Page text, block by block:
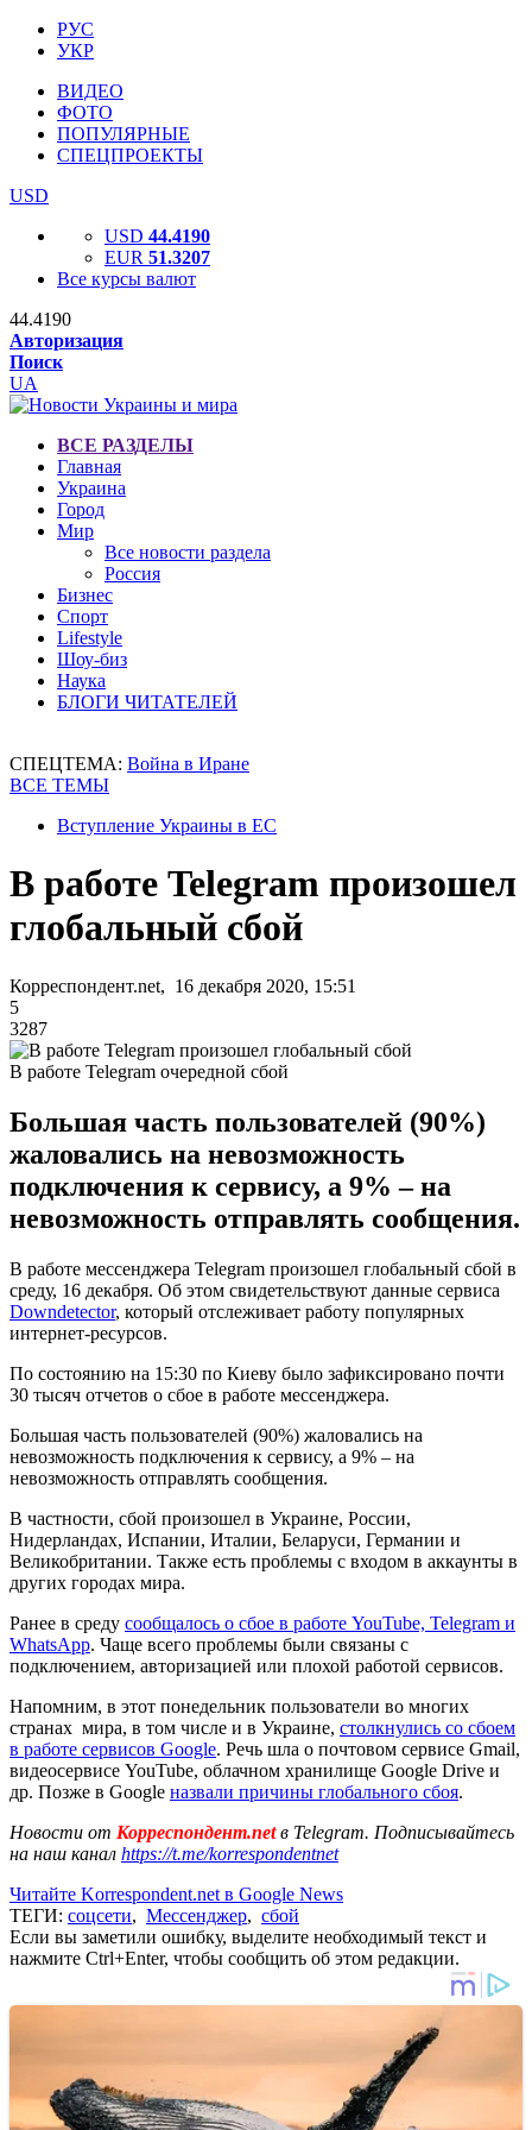
РУС
УКР
ВИДЕО
ФОТО
ПОПУЛЯРНЫЕ
СПЕЦПРОЕКТЫ
USD
USD 44.4190
EUR 51.3207
Все курсы валют
44.4190
Авторизация
Поиск
UA
ВСЕ РАЗДЕЛЫ
Главная
Украина
Город
Мир
Все новости раздела
Россия
Бизнес
Спорт
Lifestyle
Шоу-биз
Наука
БЛОГИ ЧИТАТЕЛЕЙ
СПЕЦТЕМА: Война в Иране
ВСЕ ТЕМЫ
Вступление Украины в ЕС
В работе Telegram произошел
глобальный сбой
Корреспондент.net, 16 декабря 2020, 15:51
5
3287
В работе Telegram очередной сбой
Большая часть пользователей (90%)
жаловались на невозможность
подключения к сервису, а 9% – на
невозможность отправлять сообщения.
В работе мессенджера Telegram произошел глобальный сбой в
среду, 16 декабря. Об этом свидетельствуют данные сервиса
Downdetector, который отслеживает работу популярных
интернет-ресурсов.
По состоянию на 15:30 по Киеву было зафиксировано почти
30 тысяч отчетов о сбое в работе мессенджера.
Большая часть пользователей (90%) жаловались на
невозможность подключения к сервису, а 9% – на
невозможность отправлять сообщения.
В частности, сбой произошел в Украине, России,
Нидерландах, Испании, Италии, Беларуси, Германии и
Великобритании. Также есть проблемы с входом в аккаунты в
других городах мира.
Ранее в среду сообщалось о сбое в работе YouTube, Telegram и
WhatsApp. Чаще всего проблемы были связаны с
подключением, авторизацией или плохой работой сервисов.
Напомним, в этот понедельник пользователи во многих
странах мира, в том числе и в Украине, столкнулись со сбоем
в работе сервисов Google. Речь шла о почтовом сервисе Gmail,
видеосервисе YouTube, облачном хранилище Google Drive и
др. Позже в Google назвали причины глобального сбоя.
Новости от Корреспондент.netв Telegram. Подписывайтесь
на наш канал https://t.me/korrespondentnet
Читайте Korrespondent.net в Google News
ТЕГИ: соцсети, Мессенджер, сбой
Если вы заметили ошибку, выделите необходимый текст и
нажмите Ctrl+Enter, чтобы сообщить об этом редакции.